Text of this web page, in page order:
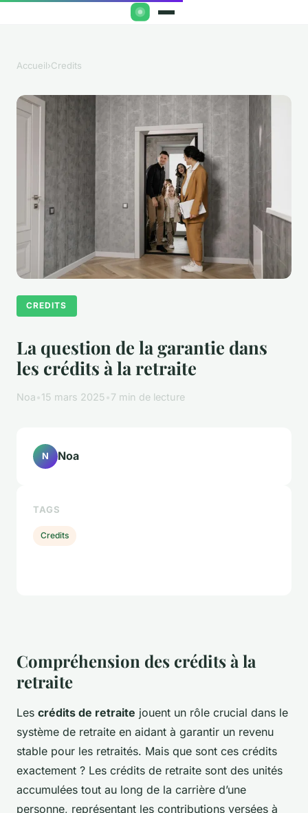
Accueil›Credits
CREDITS
La question de la garantie dans
les crédits à la retraite
Noa 15 mars 2025 7 min de lecture
Compréhension des crédits à la
retraite
Les crédits de retraite jouent un rôle crucial dans le
système de retraite en aidant à garantir un revenu
stable pour les retraités. Mais que sont ces crédits
exactement ? Les crédits de retraite sont des unités
accumulées tout au long de la carrière d’une
personne, représentant les contributions versées à
N Noa
TAGS
Credits